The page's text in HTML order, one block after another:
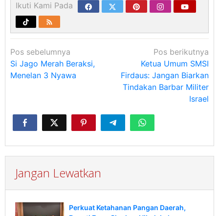
Ikuti Kami Pada
Navigasi
pos
Pos sebelumnya
Si Jago Merah Beraksi,
Menelan 3 Nyawa
Pos berikutnya
Ketua Umum SMSI
Firdaus: Jangan Biarkan
Tindakan Barbar Militer
Israel
Jangan Lewatkan
Perkuat Ketahanan Pangan Daerah,